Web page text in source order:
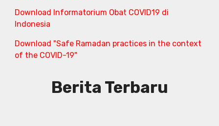
Download Informatorium Obat COVID19 di
Indonesia
Download "Safe Ramadan practices in the context
of the COVID-19"
Berita Terbaru